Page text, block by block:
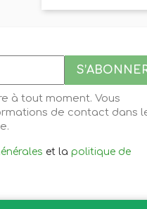
à tout moment. Vous
de contact dans
et la politique de